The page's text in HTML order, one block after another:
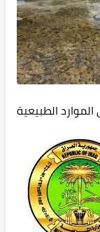
الطبيعية